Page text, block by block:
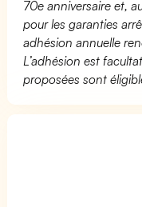
70e anniversaire et,
pour les garanties
adhésion annuelle
L’adhésion est
proposées sont